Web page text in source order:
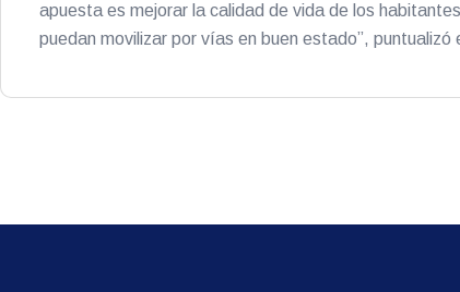
apuesta es mejorar la calidad de vida de los
puedan movilizar por vías en buen estado”, puntualizó